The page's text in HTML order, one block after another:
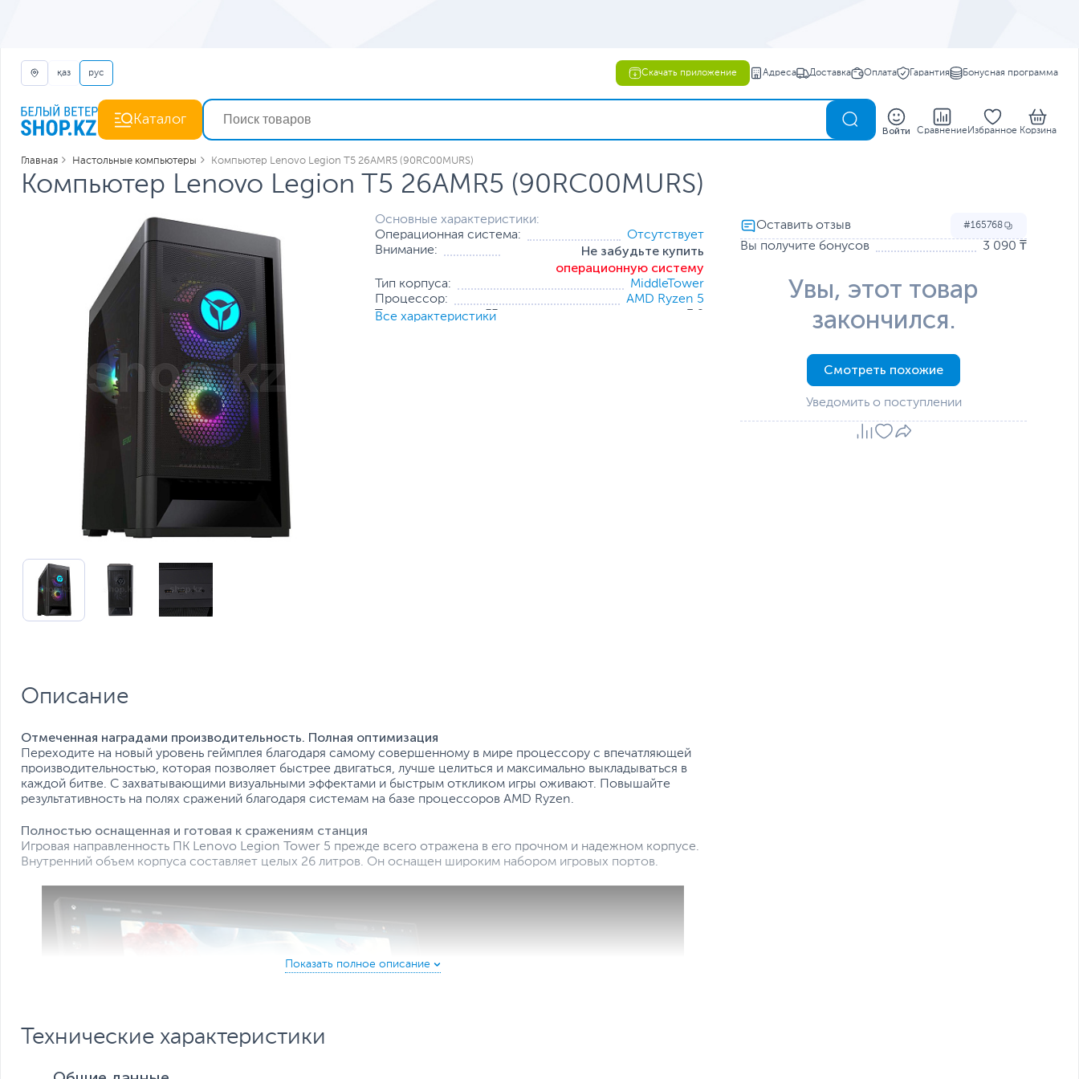
қаз рус Скачать приложение Адреса Доставка Оплата Гарантия Бонусная программа
Каталог
Войти Сравнение Избранное Корзина
Главная Настольные компьютеры Компьютер Lenovo Legion T5 26AMR5 (90RC00MURS)
Компьютер Lenovo Legion T5 26AMR5 (90RC00MURS)
Основные характеристики:
Операционная система:
Отсутствует
Внимание:
Не забудьте купить
операционную систему
Тип корпуса:
MiddleTower
Процессор:
AMD Ryzen 5
Тактовая частота, ГГц:
Все характеристики
165768
Вы получите бонусов 3 090 ₸
Увы, этот товар
закончился.
Смотреть похожие
Уведомить о поступлении
Описание
Отмеченная наградами производительность. Полная оптимизация
Переходите на новый уровень геймплея благодаря самому совершенному в мире процессору с впечатляющей
производительностью, которая позволяет быстрее двигаться, лучше целиться и максимально выкладываться в
каждой битве. С захватывающими визуальными эффектами и быстрым откликом игры оживают. Повышайте
результативность на полях сражений благодаря системам на базе процессоров AMD Ryzen.
Полностью оснащенная и готовая к сражениям станция
Игровая направленность ПК Lenovo Legion Tower 5 прежде всего отражена в его прочном и надежном корпусе.
Внутренний объем корпуса составляет целых 26 литров. Он оснащен широким набором игровых портов.
Технические характеристики